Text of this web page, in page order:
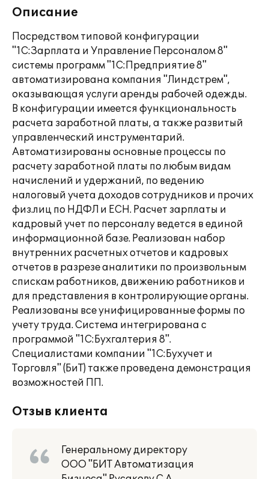
Описание
Посредством типовой конфигурации
"1С:Зарплата и Управление Персоналом 8"
системы программ "1С:Предприятие 8"
автоматизирована компания "Линдстрем",
оказывающая услуги аренды рабочей одежды.
В конфигурации имеется функциональность
расчета заработной платы, а также развитый
управленческий инструментарий.
Автоматизированы основные процессы по
расчету заработной платы по любым видам
начислений и удержаний, по ведению
налоговый учета доходов сотрудников и прочих
физ.лиц по НДФЛ и ЕСН. Расчет зарплаты и
кадровый учет по персоналу ведется в единой
информационной базе. Реализован набор
внутренних расчетных отчетов и кадровых
отчетов в разрезе аналитики по произвольным
спискам работников, движению работников и
для представления в контролирующие органы.
Реализованы все унифицированные формы по
учету труда. Система интегрирована с
программой "1С:Бухгалтерия 8".
Специалистами компании "1С:Бухучет и
Торговля" (БиТ) также проведена демонстрация
возможностей ПП.
Отзыв клиента
Генеральному директору
ООО "БИТ Автоматизация